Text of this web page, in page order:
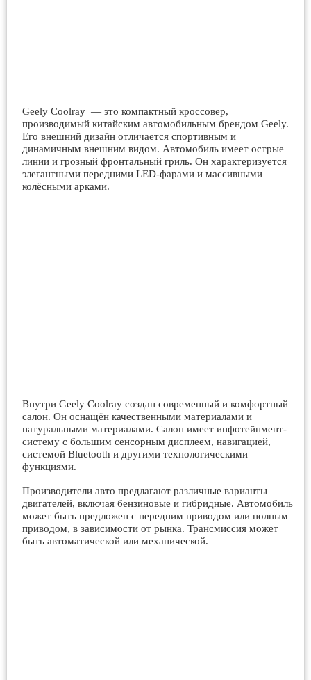
Geely Coolray — это компактный кроссовер,
производимый китайским автомобильным брендом Geely.
Его внешний дизайн отличается спортивным и
динамичным внешним видом. Автомобиль имеет острые
линии и грозный фронтальный гриль. Он характеризуется
элегантными передними LED-фарами и массивными
колёсными арками.
Внутри Geely Coolray создан современный и комфортный
салон. Он оснащён качественными материалами и
натуральными материалами. Салон имеет инфотейнмент-
систему с большим сенсорным дисплеем, навигацией,
системой Bluetooth и другими технологическими
функциями.
Производители авто предлагают различные варианты
двигателей, включая бензиновые и гибридные. Автомобиль
может быть предложен с передним приводом или полным
приводом, в зависимости от рынка. Трансмиссия может
быть автоматической или механической.